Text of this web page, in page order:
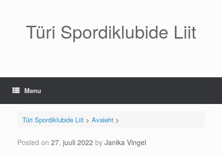
Türi Spordiklubide Liit
Menu
Türi Spordiklubide Liit> Avaleht>
Posted on 27. juuli 2022 by Janika Vingel